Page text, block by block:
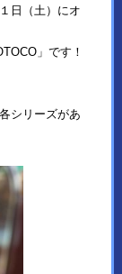
日（土）にオ
」です！
シリーズがあ